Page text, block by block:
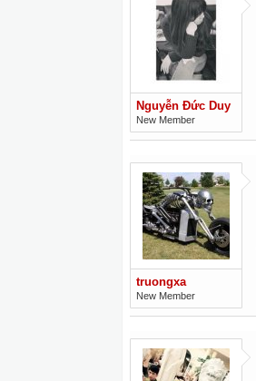
Nguyễn Đức Duy
New Member
truongxa
New Member